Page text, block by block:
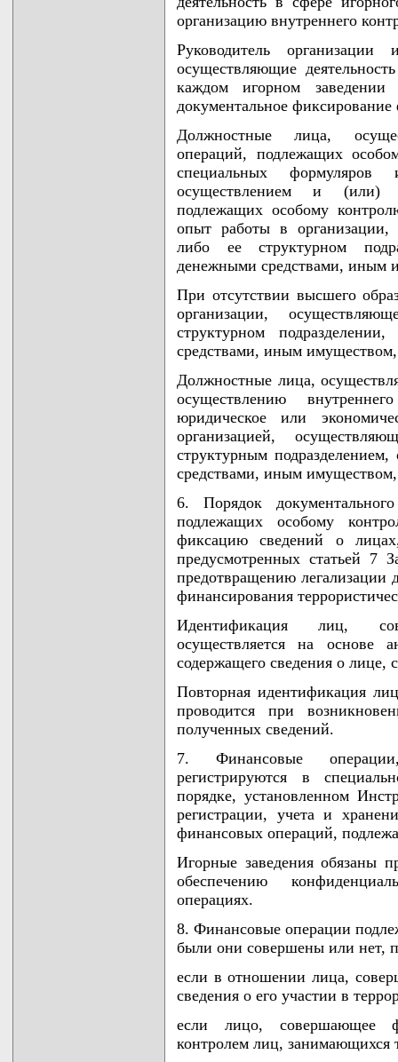
организацию внутреннего
Руководитель организации
осуществляющие
каждом игорном
документальное
Должностные лица,
операций, подлежащих
специальных
осуществлением и (или)
подлежащих особому
опыт работы в
либо ее структурном
денежными средствами, иным
При отсутствии высшего
организации,
структурном
средствами, иным имуществом,
Должностные лица,
осуществлению
юридическое или
организацией,
структурным
средствами, иным имуществом,
6. Порядок
подлежащих особому
фиксацию сведений о
предусмотренных статьей 7
предотвращению легализации
финансирования
Идентификация лиц,
осуществляется на основе
содержащего сведения о
Повторная идентификация
проводится при
полученных сведений.
7. Финансовые
регистрируются в
порядке, установленном
регистрации, учета и
финансовых операций,
Игорные заведения обязаны
обеспечению
операциях.
8. Финансовые операции
были они совершены или нет,
если в отношении лица,
сведения о его участии в
если лицо, совершающее
контролем лиц, занимающихся